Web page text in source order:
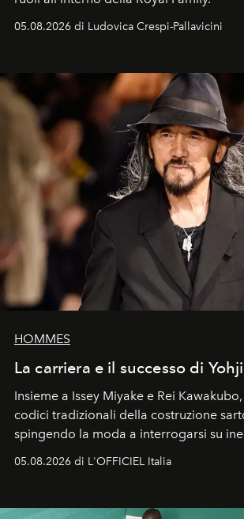
05.08.2026 di Ludovica Crespi-Pallavicini
HOMMES
La carriera e il successo di
Insieme a Issey Miyake e Rei
codici tradizionali della costruzione
spingendo la moda a interrogarsi su
formali e a ridefinire il concetto stesso
un’impronta indelebile nella storia
05.08.2026 di L'OFFICIEL Italia